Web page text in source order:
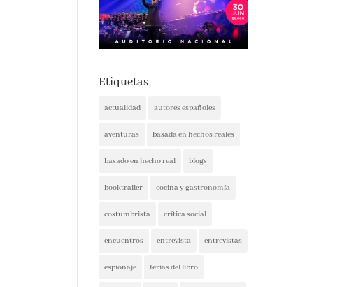
Etiquetas
actualidad autores españoles
aventuras basada en hechos reales
basado en hecho real blogs
booktrailer cocina y gastronomía
costumbrista crítica social
encuentros entrevista entrevistas
espionaje ferias del libro